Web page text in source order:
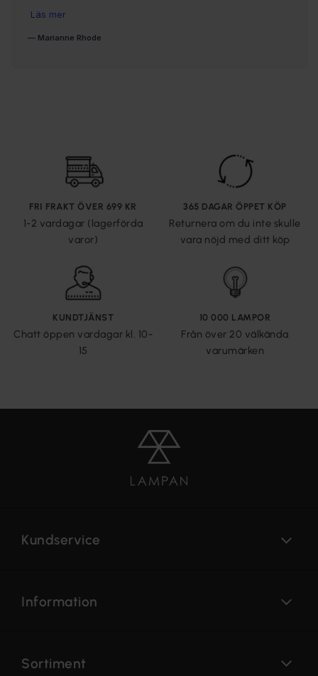
FRI FRAKT ÖVER 699 KR
1-2 vardagar (lagerförda
varor)
365 DAGAR ÖPPET KÖP
Returnera om du inte skulle
vara nöjd med ditt köp
KUNDTJÄNST
Chatt öppen vardagar kl. 10-
15
10 000 LAMPOR
Från över 20 välkända
varumärken
Kundservice
Information
Sortiment